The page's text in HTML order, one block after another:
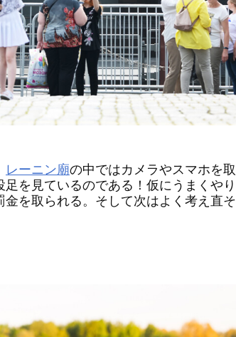
レーニン廟の中ではカメラやスマホを
を見ているのである！仮にうまくや
を取られる。そして次はよく考え直